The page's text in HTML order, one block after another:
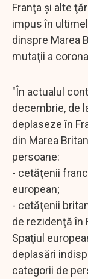
Franţa şi alte
impus în
dinspre Marea
mutaţii a
"În actualul
decembrie, de
deplaseze în
din Marea
persoane:
- cetăţenii
european;
- cetăţenii
de rezidenţă în
Spaţiul
deplasări
categorii de